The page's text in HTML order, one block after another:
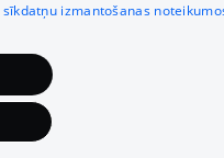
sīkdatņu izmantošanas